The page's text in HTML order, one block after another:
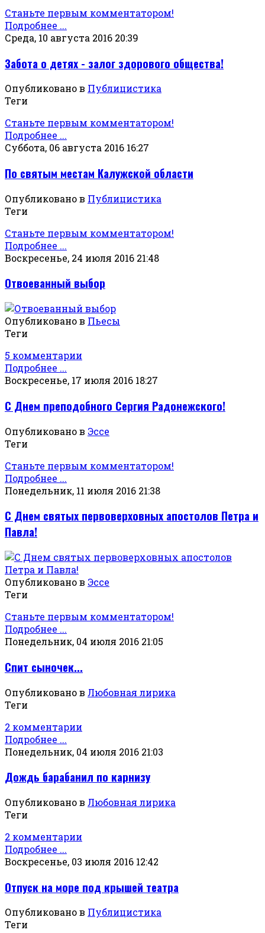
Станьте первым комментатором!
Подробнее ...
Среда, 10 августа 2016 20:39
Забота о детях - залог здорового общества!
Опубликовано в Публицистика
Теги
Станьте первым комментатором!
Подробнее ...
Суббота, 06 августа 2016 16:27
По святым местам Калужской области
Опубликовано в Публицистика
Теги
Станьте первым комментатором!
Подробнее ...
Воскресенье, 24 июля 2016 21:48
Отвоеванный выбор
Опубликовано в Пьесы
Теги
5 комментарии
Подробнее ...
Воскресенье, 17 июля 2016 18:27
С Днем преподобного Сергия Радонежского!
Опубликовано в Эссе
Теги
Станьте первым комментатором!
Подробнее ...
Понедельник, 11 июля 2016 21:38
С Днем святых первоверховных апостолов Петра и
Павла!
Опубликовано в Эссе
Теги
Станьте первым комментатором!
Подробнее ...
Понедельник, 04 июля 2016 21:05
Спит сыночек...
Опубликовано в Любовная лирика
Теги
2 комментарии
Подробнее ...
Понедельник, 04 июля 2016 21:03
Дождь барабанил по карнизу
Опубликовано в Любовная лирика
Теги
2 комментарии
Подробнее ...
Воскресенье, 03 июля 2016 12:42
Отпуск на море под крышей театра
Опубликовано в Публицистика
Теги